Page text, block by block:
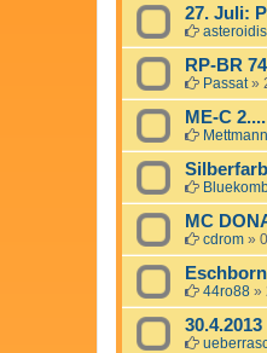
27. Juli:
asteroidis
RP-BR 74
Passat»
ME-C 2....
MC
cdrom »
44ro88 »